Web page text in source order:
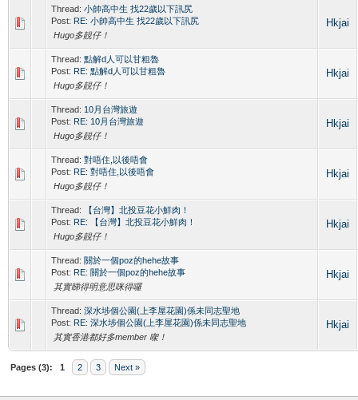
Thread: 小帥高中生 找22歲以下訊尻
Post: RE: 小帥高中生 找22歲以下訊尻
Hugo多靚仔！
Hkjai
Thread: 點解d人可以甘粗魯
Post: RE: 點解d人可以甘粗魯
Hugo多靚仔！
Hkjai
Thread: 10月台灣旅遊
Post: RE: 10月台灣旅遊
Hugo多靚仔！
Hkjai
Thread: 對唔住,以後唔會
Post: RE: 對唔住,以後唔會
Hugo多靚仔！
Hkjai
Thread:
【台灣】北投豆花小鮮肉！
Post: RE: 【台灣】北投豆花小鮮肉！
Hugo多靚仔！
Hkjai
Thread: 關於一個poz的hehe故事
Post: RE: 關於一個poz的hehe故事
其實睇得明意思咪得囉
Hkjai
Thread: 深水埗個公園(上李屋花園)係未同志聖地
Post: RE: 深水埗個公園(上李屋花園)係未同志聖地
其實香港都好多member 㗎！
Hkjai
Pages (3): 1 2 3 Next »